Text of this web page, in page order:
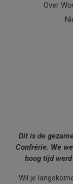
Over
Dit is de
Confrérie. We
hoog tijd
Wil je